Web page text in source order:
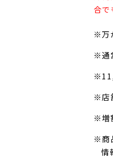
合で
※万
※通
※店
※増
※商
情